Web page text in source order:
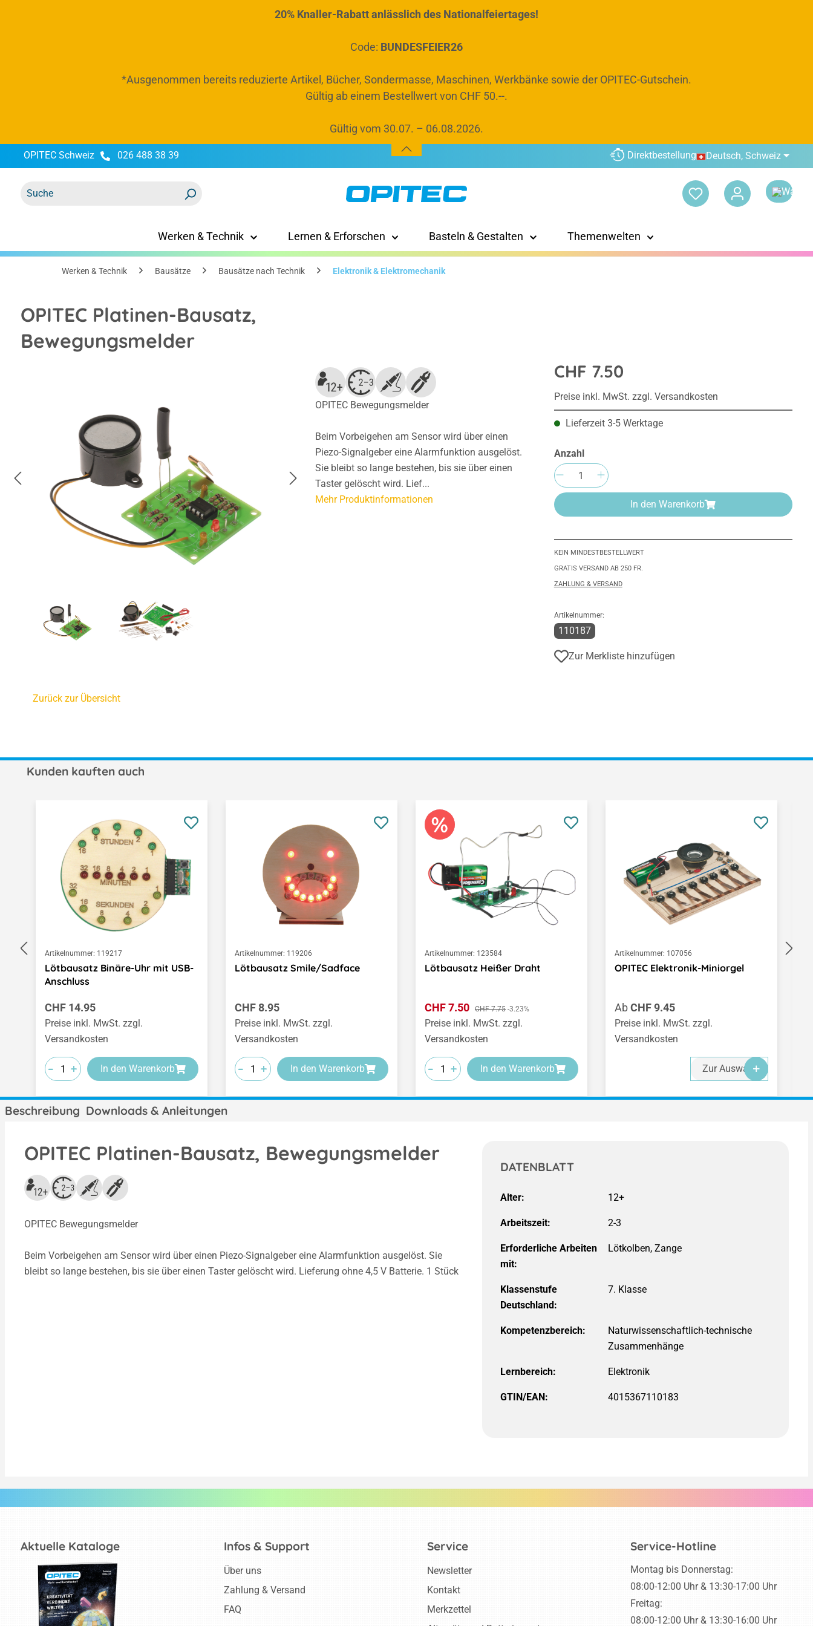
20% Knaller-Rabatt anlässlich des Nationalfeiertages!
Code: BUNDESFEIER26
*Ausgenommen bereits reduzierte Artikel, Bücher, Sondermasse, Maschinen, Werkbänke sowie der OPITEC-Gutschein.
Gültig ab einem Bestellwert von CHF 50.--.
Gültig vom 30.07. – 06.08.2026.
OPITEC Schweiz 026 488 38 39 Direktbestellung Deutsch, Schweiz
Werken & Technik Lernen & Erforschen Basteln & Gestalten Themenwelten
Werken & Technik Bausätze Bausätze nach Technik Elektronik & Elektromechanik
OPITEC Platinen-Bausatz,
Bewegungsmelder
OPITEC Bewegungsmelder
Beim Vorbeigehen am Sensor wird über einen
Piezo-Signalgeber eine Alarmfunktion ausgelöst.
Sie bleibt so lange bestehen, bis sie über einen
Taster gelöscht wird. Lief...
Mehr Produktinformationen
CHF 7.50
Preise inkl. MwSt. zzgl. Versandkosten
Lieferzeit 3-5 Werktage
Anzahl
Produkt Anzahl: Gib den gewünschten
In den Warenkorb
KEIN MINDESTBESTELLWERT
GRATIS VERSAND AB 250 FR.
ZAHLUNG & VERSAND
Artikelnummer:
110187
Zur Merkliste hinzufügen
Zurück zur Übersicht
Kunden kauften auch
Artikelnummer: 119217
Lötbausatz Binäre-Uhr mit USB-
Anschluss
Regulärer Preis:
CHF 14.95
Preise inkl. MwSt. zzgl.
Versandkosten
-
-
- +
+
+ In den Warenkorb
Artikelnummer: 119206
Lötbausatz Smile/Sadface
Regulärer Preis:
CHF 8.95
Preise inkl. MwSt. zzgl.
Versandkosten
-
-
- +
+
+ In den Warenkorb
Artikelnummer: 123584
Lötbausatz Heißer Draht
Verkaufspreis:
CHF 7.50 Regulärer Preis:
CHF 7.75 -3.23%
Preise inkl. MwSt. zzgl.
Versandkosten
-
-
- +
+
+ In den Warenkorb
Artikelnummer: 107056
OPITEC Elektronik-Miniorgel
Regulärer Preis:
AbCHF 9.45
Preise inkl. MwSt. zzgl.
Versandkosten
Zur Auswahl
Beschreibung Downloads & Anleitungen
OPITEC Platinen-Bausatz, Bewegungsmelder
OPITEC Bewegungsmelder
Beim Vorbeigehen am Sensor wird über einen Piezo-Signalgeber eine Alarmfunktion ausgelöst. Sie
bleibt so lange bestehen, bis sie über einen Taster gelöscht wird. Lieferung ohne 4,5 V Batterie. 1 Stück
DATENBLATT
Alter: 12+
Arbeitszeit: 2-3
Erforderliche Arbeiten
mit:
Lötkolben, Zange
Klassenstufe
Deutschland:
7. Klasse
Kompetenzbereich:
Naturwissenschaftlich-technische
Zusammenhänge
Lernbereich: Elektronik
GTIN/EAN: 4015367110183
Aktuelle Kataloge Service-Hotline
Montag bis Donnerstag:
08:00-12:00 Uhr & 13:30-17:00 Uhr
Freitag:
08:00-12:00 Uhr & 13:30-16:00 Uhr
Infos & Support
Über uns
Zahlung & Versand
FAQ
Service
Newsletter
Kontakt
Merkzettel